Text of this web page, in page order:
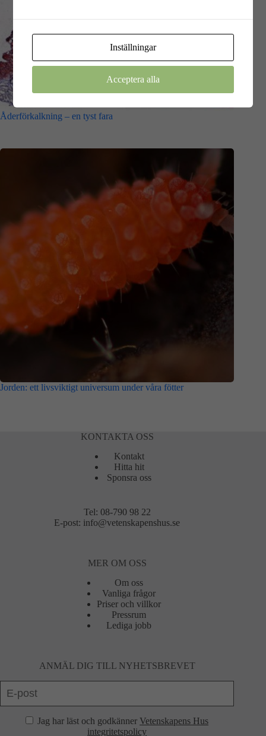
Åderförkalkning – en tyst fara
Jorden: ett livsviktigt universum under våra fötter
KONTAKTA OSS
Kontakt
Hitta hit
Sponsra oss
Tel: 08-790 98 22
E-post: info@vetenskapenshus.se
MER OM OSS
Om oss
Vanliga frågor
Priser och villkor
Pressrum
Lediga jobb
ANMÄL DIG TILL NYHETSBREVET
Jag har läst och godkännerVetenskapens Hus
integritetspolicy
Inställningar
Acceptera alla